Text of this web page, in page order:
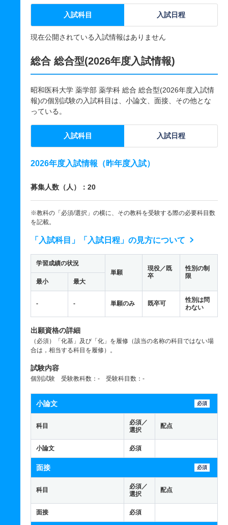
入試科目 入試日程
現在公開されている入試情報はありません
総合 総合型(2026年度入試情報)
昭和医科大学 薬学部 薬学科 総合 総合型(2026年度入試情
報)の個別試験の入試科目は、小論文、面接、その他とな
っている。
入試科目 入試日程
2026年度入試情報（昨年度入試）
募集人数（人）：20
※教科の「必須/選択」の横に、その教科を受験する際の必要科目数
を記載。
「入試科目」「入試日程」の見方について
学習成績の状況
単願
現役／既
卒
性別の制
限
最小 最大
- - 単願のみ 既卒可
性別は問
わない
出願資格の詳細
（必須）「化基」及び「化」を履修（該当の名称の科目ではない場
合は，相当する科目を履修）。
試験内容
個別試験 受験教科数：- 受験科目数：-
小論文 必須
科目
必須／
選択
配点
小論文 必須
面接 必須
科目
必須／
選択
配点
面接 必須